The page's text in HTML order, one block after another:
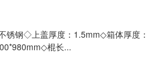
锈钢◇上盖厚度：1.5mm◇箱体厚度：
棍长...